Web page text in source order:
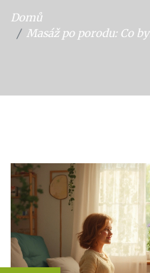
Domů
Masáž po porodu: Co